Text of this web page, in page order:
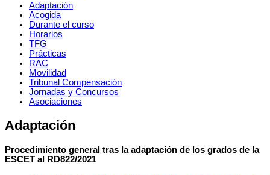
Adaptación
Acogida
Durante el curso
Horarios
TFG
Prácticas
RAC
Movilidad
Tribunal Compensación
Jornadas y Concursos
Asociaciones
Adaptación
Procedimiento general tras la adaptación de los grados de la
ESCET al RD822/2021